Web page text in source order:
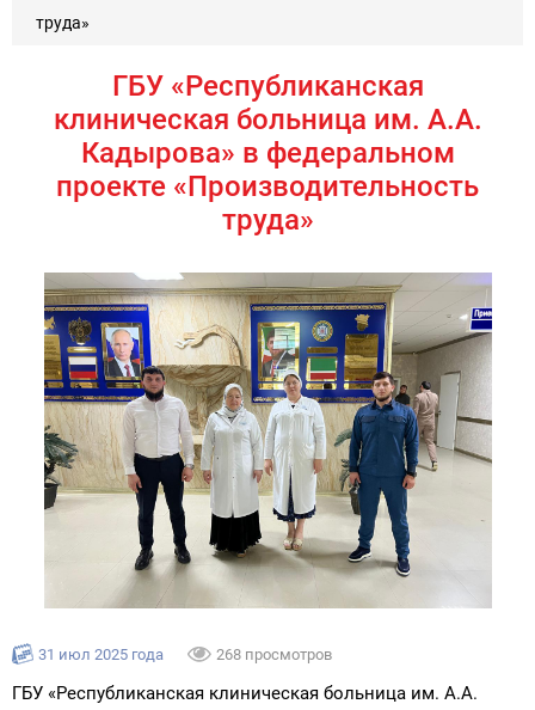
труда»
ГБУ «Республиканская
клиническая больница им. А.А.
Кадырова» в федеральном
проекте «Производительность
труда»
31 июл 2025 года 268 просмотров
ГБУ «Республиканская клиническая больница им. А.А.